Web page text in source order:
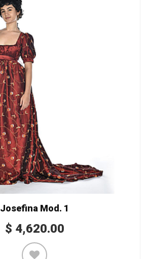
Josefina Mod. 1
$ 4,620.00